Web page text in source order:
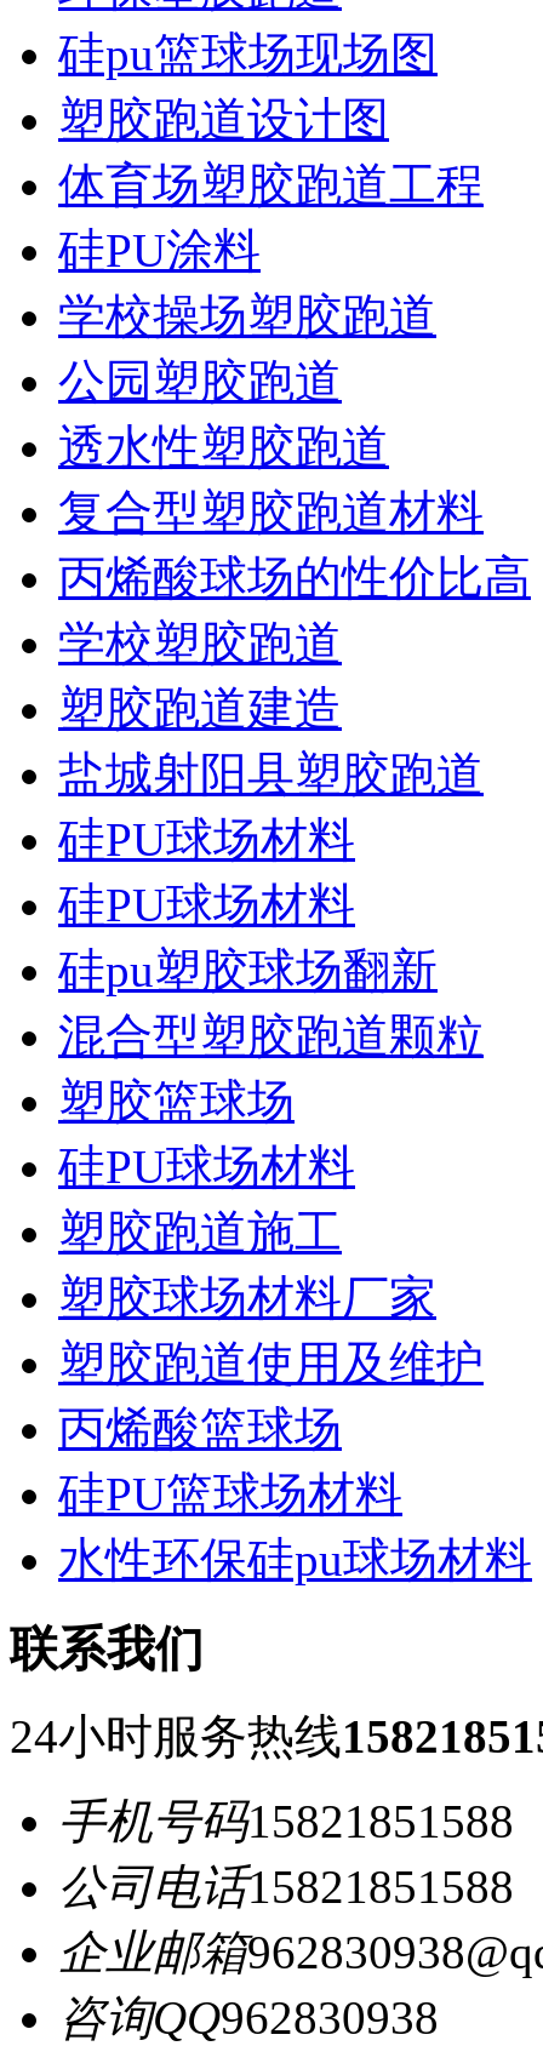
硅pu篮球场现场图
塑胶跑道设计图
体育场塑胶跑道工程
硅PU涂料
学校操场塑胶跑道
公园塑胶跑道
透水性塑胶跑道
复合型塑胶跑道材料
丙烯酸球场的性价比高
学校塑胶跑道
塑胶跑道建造
盐城射阳县塑胶跑道
硅PU球场材料
硅PU球场材料
硅pu塑胶球场翻新
混合型塑胶跑道颗粒
塑胶篮球场
硅PU球场材料
塑胶跑道施工
塑胶球场材料厂家
塑胶跑道使用及维护
丙烯酸篮球场
硅PU篮球场材料
水性环保硅pu球场材料
联系我们
24小时服务热线
手机号码15821851588
公司电话15821851588
企业邮箱
咨询QQ962830938